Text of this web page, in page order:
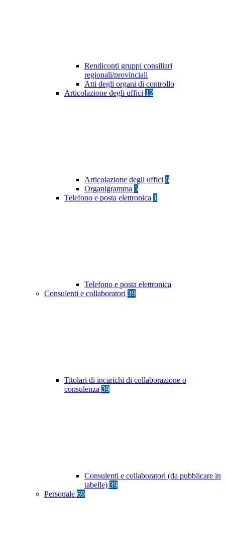
Rendiconti gruppi consiliari
regionali/provinciali
Atti degli organi di controllo
Articolazione degli uffici 12
Articolazione degli uffici 6
Organigramma 5
Telefono e posta elettronica 1
Telefono e posta elettronica
Consulenti e collaboratori 39
Titolari di incarichi di collaborazione o
consulenza 39
Consulenti e collaboratori (da pubblicare in
tabelle) 39
Personale 69